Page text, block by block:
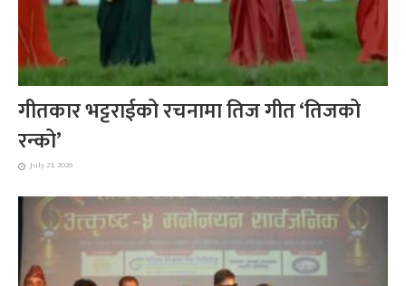
गीतकार भट्टराईको रचनामा तिज गीत ‘तिजको
रन्को’
July 23, 2026